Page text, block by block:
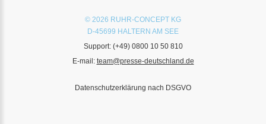
© 2026 RUHR-CONCEPT KG
D-45699 HALTERN AM SEE
Support: (+49) 0800 10 50 810
E-mail: team@presse-deutschland.de
Datenschutzerklärung nach DSGVO